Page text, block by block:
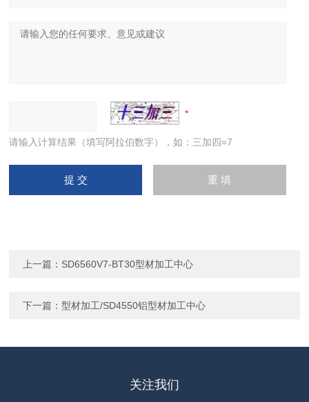
请输入计算结果（填写阿拉伯数字），如：三加四=7
上一篇： SD6560V7-BT30型材加工中心
下一篇：型材加工/SD4550铝型材加工中心
关注我们